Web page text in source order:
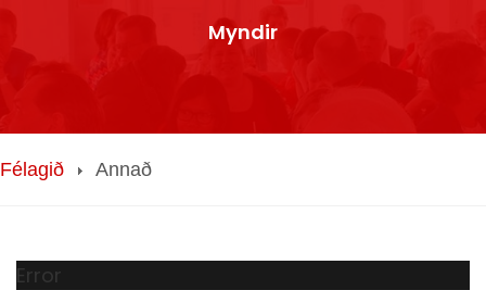
Myndir
Félagið Annað
Error